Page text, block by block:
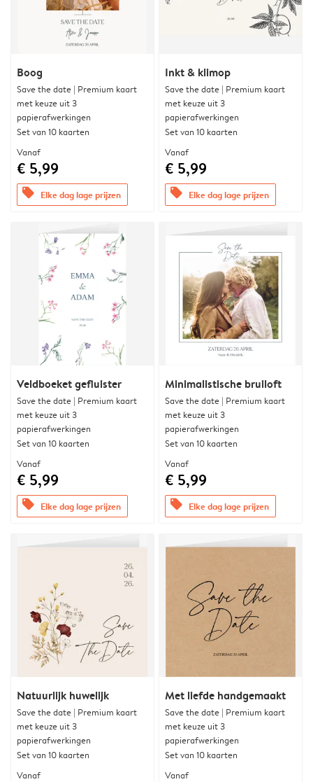
Boog
Save the date | Premium kaart
met keuze uit 3
papierafwerkingen
Set van 10 kaarten
Vanaf
€ 5,99
offers Elke dag lage prijzen
Inkt & klimop
Save the date | Premium kaart
met keuze uit 3
papierafwerkingen
Set van 10 kaarten
Vanaf
€ 5,99
offers Elke dag lage prijzen
Veldboeket gefluister
Save the date | Premium kaart
met keuze uit 3
papierafwerkingen
Set van 10 kaarten
Vanaf
€ 5,99
offers Elke dag lage prijzen
Minimalistische bruiloft
Save the date | Premium kaart
met keuze uit 3
papierafwerkingen
Set van 10 kaarten
Vanaf
€ 5,99
offers Elke dag lage prijzen
Natuurlijk huwelijk
Save the date | Premium kaart
met keuze uit 3
papierafwerkingen
Set van 10 kaarten
Vanaf
Met liefde handgemaakt
Save the date | Premium kaart
met keuze uit 3
papierafwerkingen
Set van 10 kaarten
Vanaf